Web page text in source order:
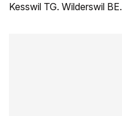
Kesswil TG. Wilderswil BE.